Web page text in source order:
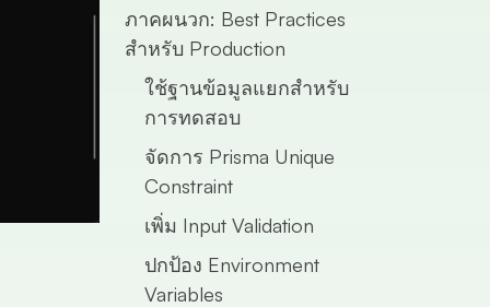
ภาคผนวก: Best Practices
สำหรับ Production
ใช้ฐานข้อมูลแยกสำหรับ
การทดสอบ
จัดการ Prisma Unique
Constraint
เพิ่ม Input Validation
ปกป้อง Environment
Variables